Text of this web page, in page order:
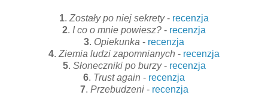
1. Zostały po niej sekrety- recenzja
2. I co o mnie powiesz? - recenzja
3. Opiekunka - recenzja
4. Ziemia ludzi zapomnianych - recenzja
5. Słoneczniki po burzy- recenzja
6. Trust again - recenzja
7. Przebudzeni- recenzja